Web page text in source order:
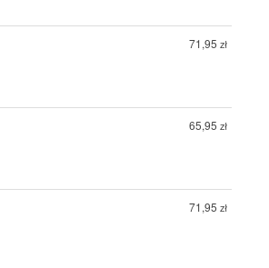
71,95 zł
65,95 zł
71,95 zł